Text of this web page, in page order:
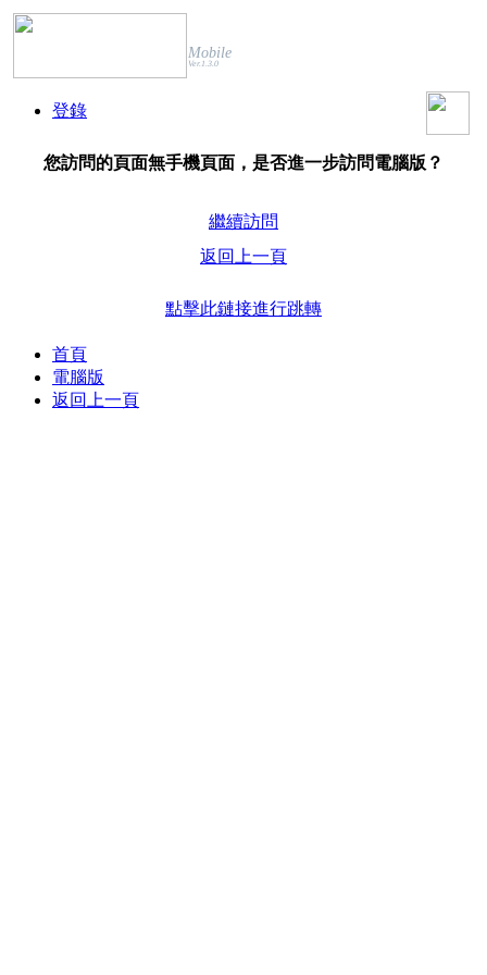
Mobile
Ver.1.3.0
登錄
您訪問的頁面無手機頁面，是否進一步訪問電腦版？
繼續訪問
返回上一頁
點擊此鏈接進行跳轉
首頁
電腦版
返回上一頁